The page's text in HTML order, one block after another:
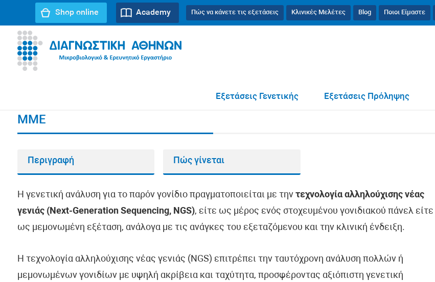
Ποιοι Είμαστε
Blog
Κλινικές Μελέτες
Πώς να κάνετε τις εξετάσεις
Academy
Shop online
Εξετάσεις Πρόληψης
Εξετάσεις Γενετικής
MME
Περιγραφή Πώς γίνεται
Η γενετική ανάλυση για το παρόν γονίδιο πραγματοποιείται με την τεχνολογία αλληλούχισης νέας
γενιάς (Next-Generation Sequencing, NGS), είτε ως μέρος ενός στοχευμένου γονιδιακού πάνελ είτε
ως μεμονωμένη εξέταση, ανάλογα με τις ανάγκες του εξεταζόμενου και την κλινική ένδειξη.
Η τεχνολογία αλληλούχισης νέας γενιάς (NGS) επιτρέπει την ταυτόχρονη ανάλυση πολλών ή
μεμονωμένων γονιδίων με υψηλή ακρίβεια και ταχύτητα, προσφέροντας αξιόπιστη γενετική